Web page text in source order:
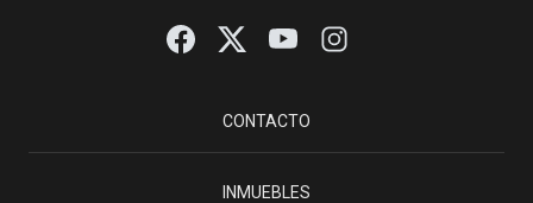
CONTACTO
INMUEBLES